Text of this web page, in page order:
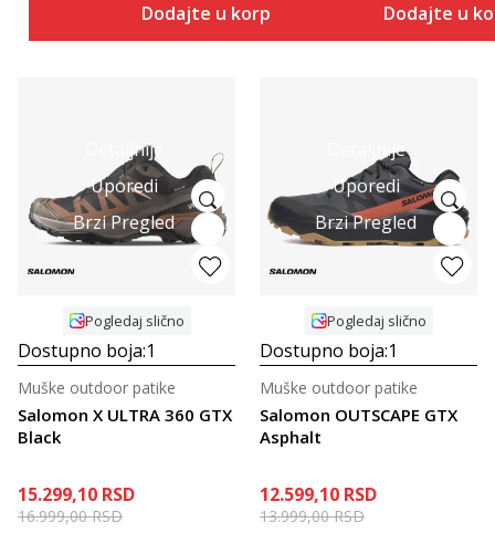
Dodajte u korpu Dodajte u
Detaljnije
Uporedi
Brzi Pregled
Pogledaj slično
Dostupno boja:1
Salomon X ULTRA 360 GTX
Black
Muške outdoor patike
15.299,10 RSD
16.999,00RSD
Detaljnije
Uporedi
Brzi Pregled
Pogledaj slično
Dostupno boja:1
Salomon OUTSCAPE GTX
Asphalt
Muške outdoor patike
12.599,10 RSD
13.999,00RSD